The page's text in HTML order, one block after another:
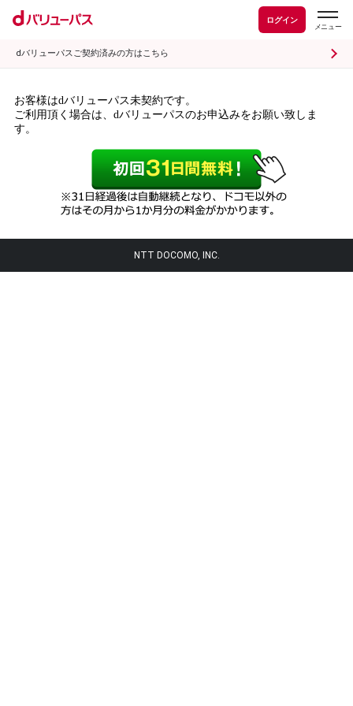
ログイン
dバリューパスご契約済みの方はこちら
お客様はdバリューパス未契約です。
ご利用頂く場合は、dバリューパスのお申込みをお願い致しま
す。
NTT DOCOMO, INC.